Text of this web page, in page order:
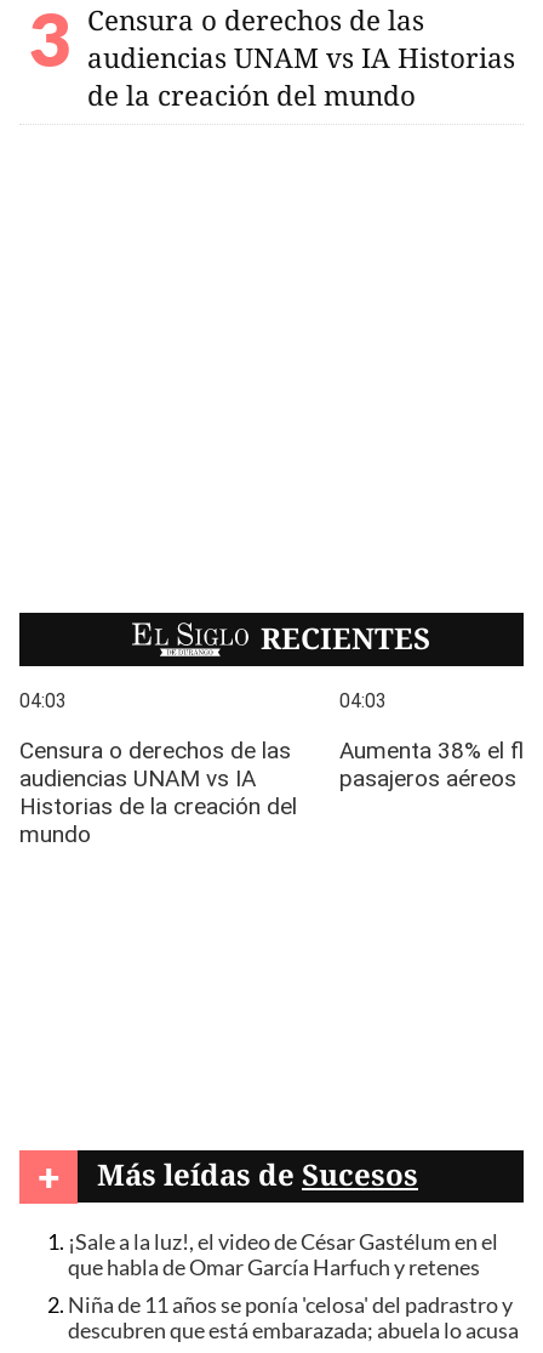
Censura o derechos de las
audiencias UNAM vs IA Historias
de la creación del mundo
EL SIGLO RECIENTES
+ Más leídas de Sucesos
¡Sale a la luz!, el video de César Gastélum en el
que habla de Omar García Harfuch y retenes
Niña de 11 años se ponía 'celosa' del padrastro y
descubren que está embarazada; abuela lo acusa